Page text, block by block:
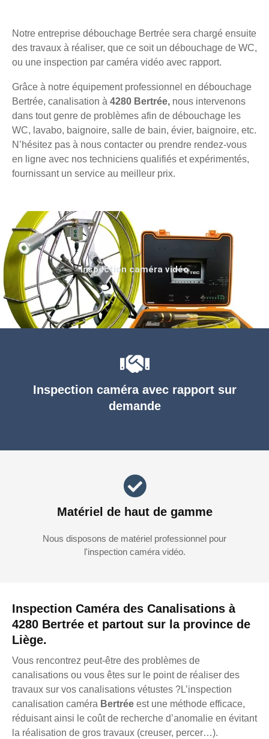
Notre entreprise débouchage Bertrée sera chargé ensuite
des travaux à réaliser, que ce soit un débouchage de WC,
ou une inspection par caméra vidéo avec rapport.
Grâce à notre équipement professionnel en débouchage
Bertrée, canalisation à 4280 Bertrée, nous intervenons
dans tout genre de problèmes afin de débouchage les
WC, lavabo, baignoire, salle de bain, évier, baignoire, etc.
N’hésitez pas à nous contacter ou prendre rendez-vous
en ligne avec nos techniciens qualifiés et expérimentés,
fournissant un service au meilleur prix.
Inspection Caméra des Canalisations à
4280 Bertrée et partout sur la province de
Liège.
Vous rencontrez peut-être des problèmes de
canalisations ou vous êtes sur le point de réaliser des
travaux sur vos canalisations vétustes ?L’inspection
canalisation caméra Bertrée est une méthode efficace,
réduisant ainsi le coût de recherche d’anomalie en évitant
la réalisation de gros travaux (creuser, percer…).
Inspection caméra avec rapport sur
demande
Matériel de haut de gamme
Nous disposons de matériel professionnel pour
l'inspection caméra vidéo.
Inspection caméra vidéo